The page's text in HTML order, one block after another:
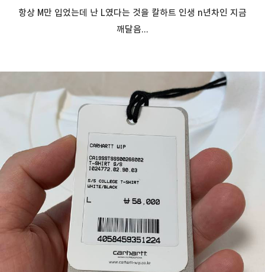
항상 M만 입었는데 난 L였다는 것을 칼하트 인생 n년차인 지금
깨달음...